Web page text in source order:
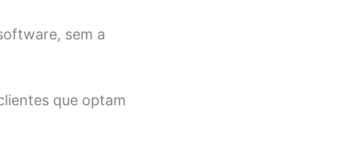
sem a
que optam